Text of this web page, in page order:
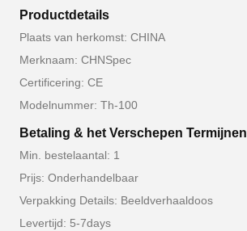
Productdetails
Plaats van herkomst: CHINA
Merknaam: CHNSpec
Certificering: CE
Modelnummer: Th-100
Betaling & het Verschepen Termijnen
Min. bestelaantal: 1
Prijs: Onderhandelbaar
Verpakking Details: Beeldverhaaldoos
Levertijd: 5-7days